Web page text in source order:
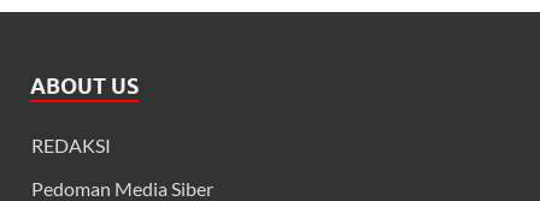
ABOUT US
REDAKSI
Pedoman Media Siber